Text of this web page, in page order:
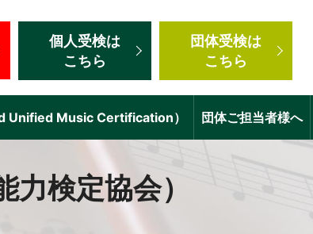
個人受検は
こちら
団体受検は
こちら
Unified Music Certification） 団体ご担当者様へ
検定協会）